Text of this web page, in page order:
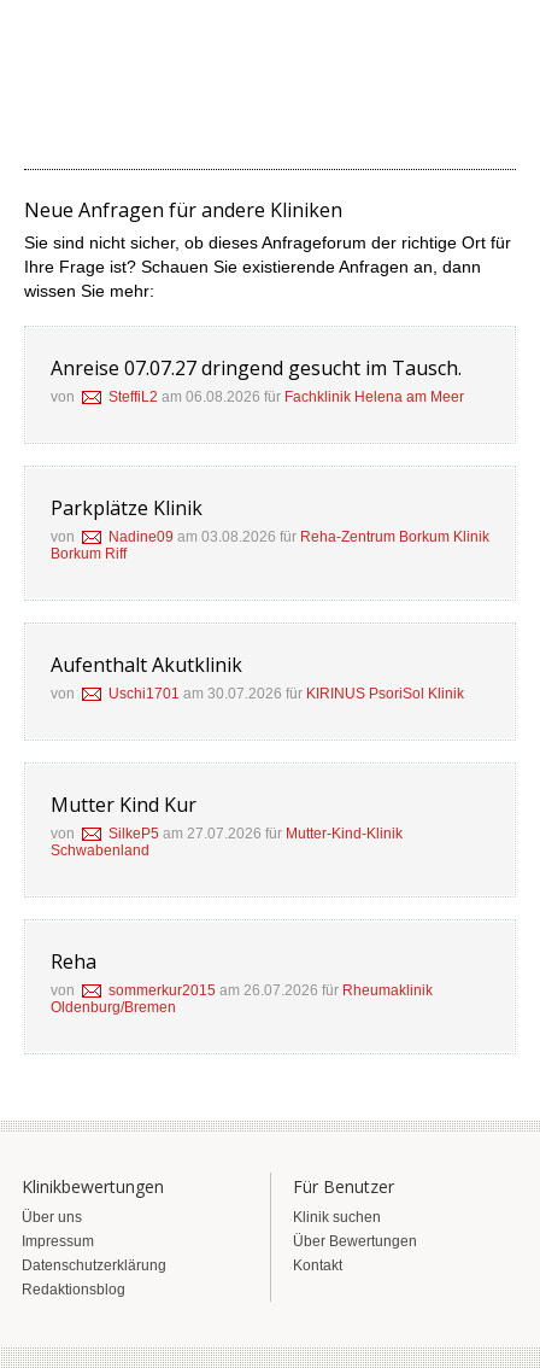
Neue Anfragen für andere Kliniken
Sie sind nicht sicher, ob dieses Anfrageforum der richtige Ort für
Ihre Frage ist? Schauen Sie existierende Anfragen an, dann
wissen Sie mehr:
Anreise 07.07.27 dringend gesucht im Tausch.
von SteffiL2 am 06.08.2026 für Fachklinik Helena am Meer
Parkplätze Klinik
von Nadine09 am 03.08.2026 für Reha-Zentrum Borkum Klinik
Borkum Riff
Aufenthalt Akutklinik
von Uschi1701 am 30.07.2026 für KIRINUS PsoriSol Klinik
Mutter Kind Kur
von SilkeP5 am 27.07.2026 für Mutter-Kind-Klinik
Schwabenland
Reha
von sommerkur2015 am 26.07.2026 für Rheumaklinik
Oldenburg/Bremen
Klinikbewertungen
Über uns
Impressum
Datenschutzerklärung
Redaktionsblog
Für Benutzer
Klinik suchen
Über Bewertungen
Kontakt